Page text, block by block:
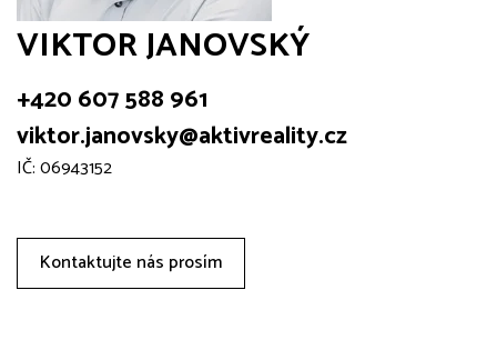
VIKTOR JANOVSKÝ
+420 607 588 961
viktor.janovsky@aktivreality.cz
IČ: 06943152
Kontaktujte nás prosím